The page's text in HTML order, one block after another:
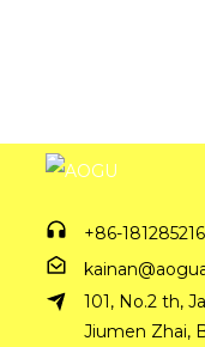
+86-
101, No.2 th,
Jiumen Zhai,